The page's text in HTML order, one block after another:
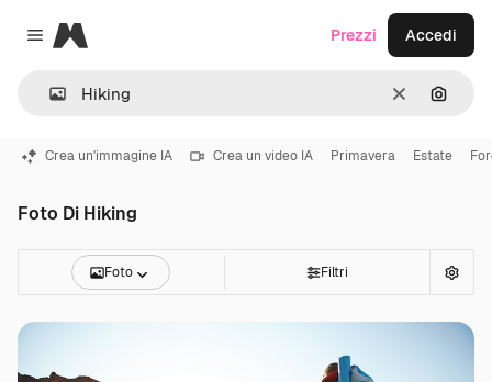
Close menu
Magnific
CancellaCerca
Prezzi Accedi
Crea un'immagine IA Crea un video IA Primavera Estate
Foto Di Hiking
Foto Filtri